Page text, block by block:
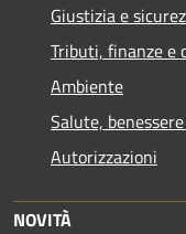
Giustizia e
Tributi, finanze e
Ambiente
Salute,
Autorizzazioni
NOVITÀ